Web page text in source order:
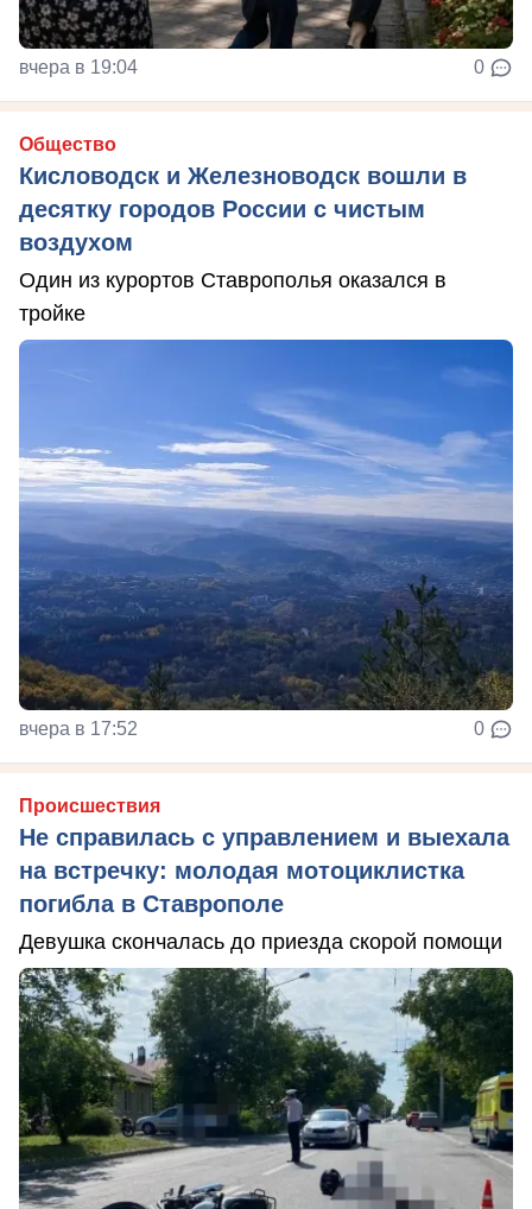
вчера в 19:04 0
Общество
Кисловодск и Железноводск вошли в
десятку городов России с чистым
воздухом
Один из курортов Ставрополья оказался в
тройке
вчера в 17:52 0
Происшествия
Не справилась с управлением и выехала
на встречку: молодая мотоциклистка
погибла в Ставрополе
Девушка скончалась до приезда скорой помощи